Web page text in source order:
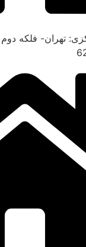
تهران- فلکه